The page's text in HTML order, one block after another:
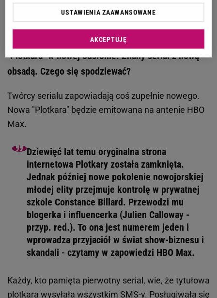
Zobacz wideo"Bridgertonowie", czyli "Plotkara" w
kostiumach? [ZWIASTUN]
"Plotkara" w nowej odsłonie. Znany serial z nową
obsadą. Czego się spodziewać?
Twórcy serialu zapowiadają coś zupełnie nowego.
Nowa "Plotkara" będzie emitowana na antenie HBO
Max.
Dziewięć lat temu oryginalna strona
internetowa Plotkary została zamknięta.
Jednak później nowe pokolenie nowojorskiej
młodej elity przejmuje kontrolę w prywatnej
szkole Constance Billard. Przewodzi mu
blogerka i influencerka (Julien Calloway -
przyp. red.). To ona jest numerem jeden i
wprowadza przyjaciół w świat show-biznesu i
skandali - czytamy w zapowiedzi HBO Max.
Każdy, kto pamięta pierwotny serial, wie, że tytułowa
plotkara wysyłała wszystkim SMS-y. Posługiwała się
USTAWIENIA ZAAWANSOWANE
AKCEPTUJĘ